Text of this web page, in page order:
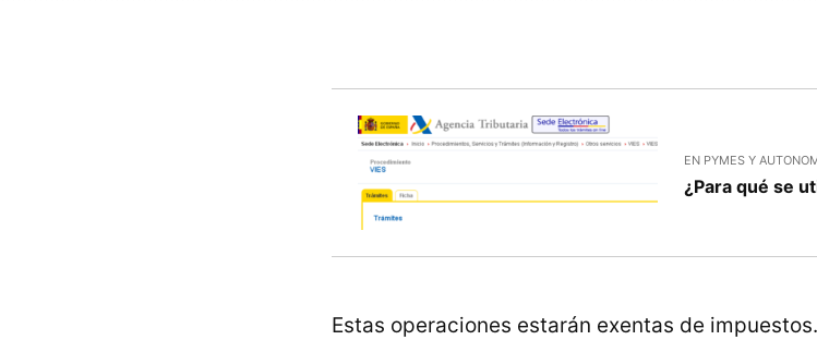
EN PYMES Y
¿Para qué se
Estas operaciones estarán exentas de